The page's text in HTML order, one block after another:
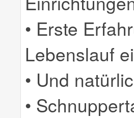
• Erste
Lebenslauf
• Und
•